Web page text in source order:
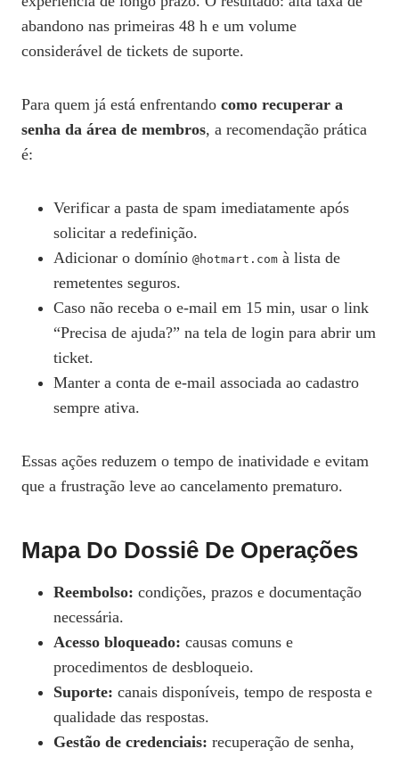
abandono nas primeiras 48 h e um volume
considerável de tickets de suporte.
Para quem já está enfrentando como recuperar a
senha da área de membros, a recomendação prática
é:
Verificar a pasta de spam imediatamente após
solicitar a redefinição.
Adicionar o domínio @hotmart.com à lista de
remetentes seguros.
Caso não receba o e‑mail em 15 min, usar o link
“Precisa de ajuda?” na tela de login para abrir um
ticket.
Manter a conta de e‑mail associada ao cadastro
sempre ativa.
Essas ações reduzem o tempo de inatividade e evitam
que a frustração leve ao cancelamento prematuro.
Mapa Do Dossiê De Operações
Reembolso: condições, prazos e documentação
necessária.
Acesso bloqueado: causas comuns e
procedimentos de desbloqueio.
Suporte: canais disponíveis, tempo de resposta e
qualidade das respostas.
Gestão de credenciais: recuperação de senha,